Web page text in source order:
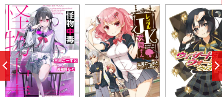
前
へ